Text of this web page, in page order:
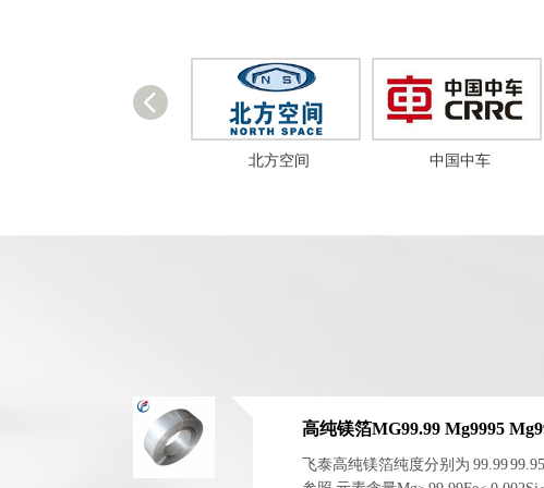
北方空间 中国中车
高纯镁箔MG99.99 Mg9995
飞泰高纯镁箔纯度分别为 99.99